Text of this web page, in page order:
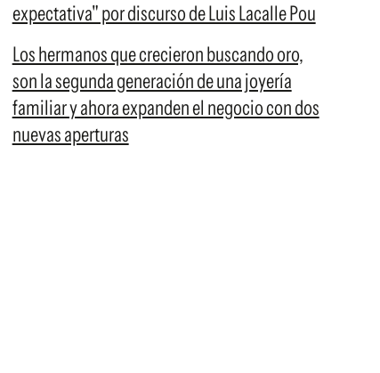
expectativa" por discurso de Luis Lacalle Pou
Los hermanos que crecieron buscando oro,
son la segunda generación de una joyería
familiar y ahora expanden el negocio con dos
nuevas aperturas